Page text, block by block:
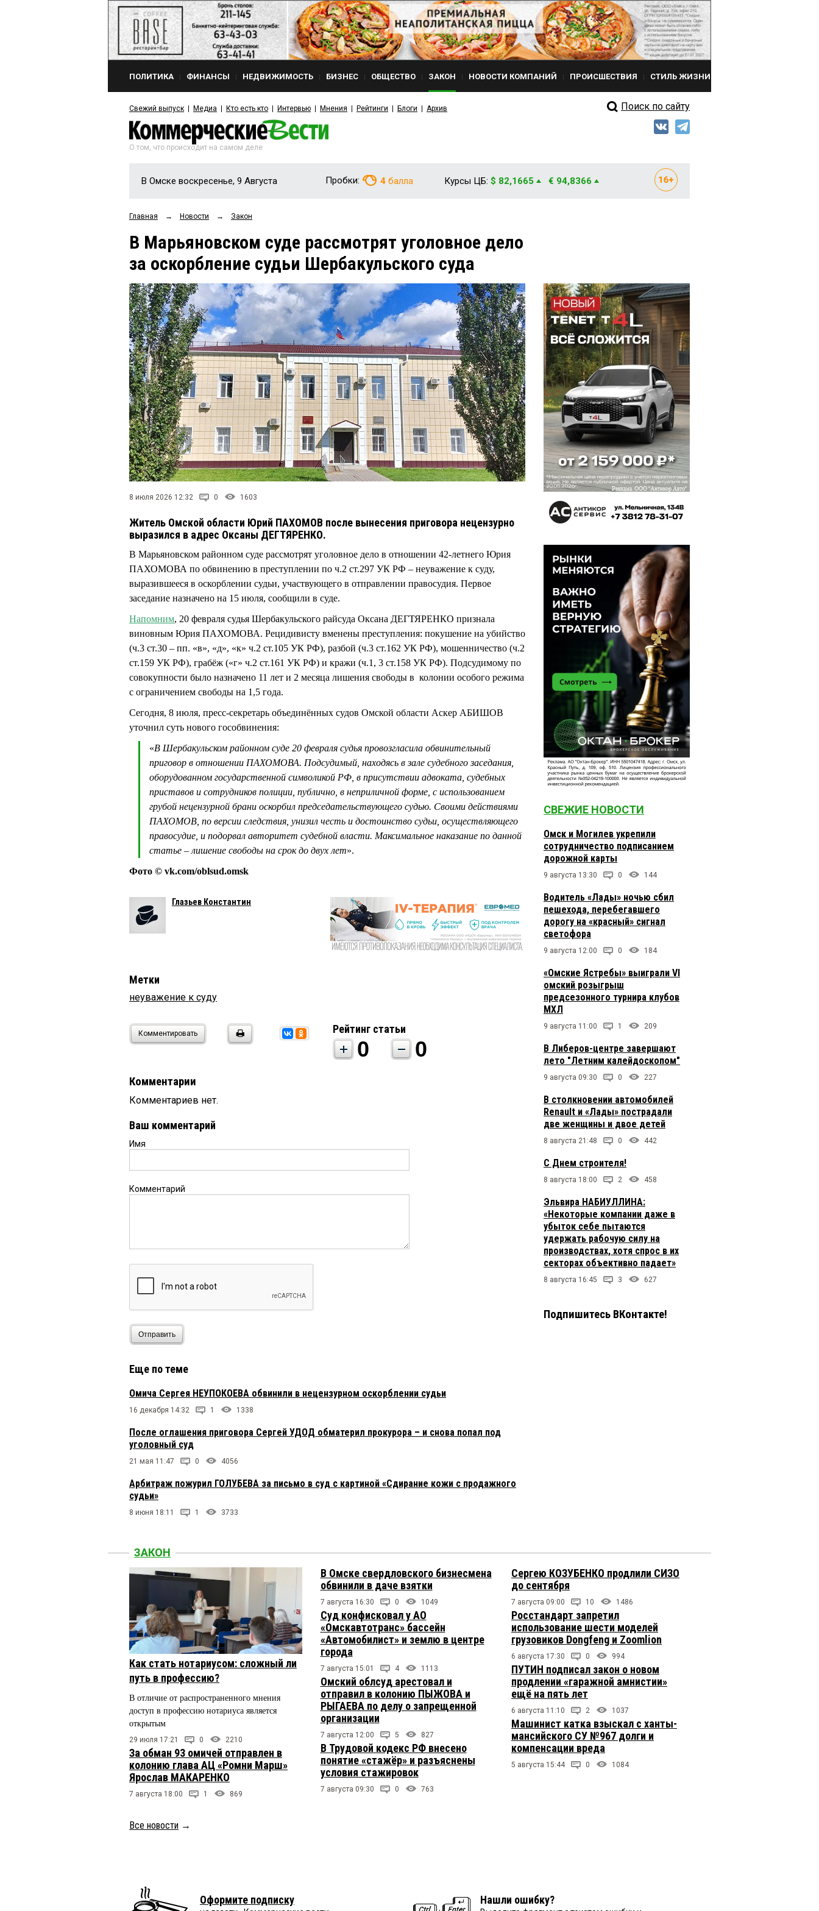
ПОЛИТИКА ФИНАНСЫ НЕДВИЖИМОСТЬ БИЗНЕС ОБЩЕСТВО ЗАКОН НОВОСТИ КОМПАНИЙ ПРОИСШЕСТВИЯ СТИЛЬ ЖИЗНИ
Свежий выпуск Медиа Кто есть кто Интервью Мнения Рейтинги Блоги Архив Поиск по сайту
О том, что происходит на самом деле
В Омске воскресенье, 9 Августа Пробки: 4 балла Курсы ЦБ: $ 82,1665 € 94,8366
Главная → Новости → Закон
В Марьяновском суде рассмотрят уголовное дело
за оскорбление судьи Шербакульского суда
8 июля 2026 12:32 0 1603
Житель Омской области Юрий ПАХОМОВ после вынесения приговора нецензурно
выразился в адрес Оксаны ДЕГТЯРЕНКО.
В Марьяновском районном суде рассмотрят уголовное дело в отношении 42-летнего Юрия
ПАХОМОВА по обвинению в преступлении по ч.2 ст.297 УК РФ – неуважение к суду,
выразившееся в оскорблении судьи, участвующего в отправлении правосудия. Первое
заседание назначено на 15 июля, сообщили в суде.
Напомним, 20 февраля судья Шербакульского райсуда Оксана ДЕГТЯРЕНКО признала
виновным Юрия ПАХОМОВА. Рецидивисту вменены преступления: покушение на убийство
(ч.3 ст.30 – пп. «в», «д», «к» ч.2 ст.105 УК РФ), разбой (ч.3 ст.162 УК РФ), мошенничество (ч.2
ст.159 УК РФ), грабёж («г» ч.2 ст.161 УК РФ) и кражи (ч.1, 3 ст.158 УК РФ). Подсудимому по
совокупности было назначено 11 лет и 2 месяца лишения свободы в колонии особого режима
с ограничением свободы на 1,5 года.
Сегодня, 8 июля, пресс-секретарь объединённых судов Омской области Аскер АБИШОВ
уточнил суть нового гособвинения:
«В Шербакульском районном суде 20 февраля судья провозгласила обвинительный
приговор в отношении ПАХОМОВА. Подсудимый, находясь в зале судебного заседания,
оборудованном государственной символикой РФ, в присутствии адвоката, судебных
приставов и сотрудников полиции, публично, в неприличной форме, с использованием
грубой нецензурной брани оскорбил председательствующего судью. Своими действиями
ПАХОМОВ, по версии следствия, унизил честь и достоинство судьи, осуществляющего
правосудие, и подорвал авторитет судебной власти. Максимальное наказание по данной
статье – лишение свободы на срок до двух лет».
Фото © vk.com/oblsud.omsk
Глазьев Константин
Метки
неуважение к суду
Комментировать Рейтинг статьи
0 0
Комментарии
Комментариев нет.
Ваш комментарий
Имя
Комментарий
Отправить
Еще по теме
Омича Сергея НЕУПОКОЕВА обвинили в нецензурном оскорблении судьи
16 декабря 14:32 1 1338
После оглашения приговора Сергей УДОД обматерил прокурора – и снова попал под
уголовный суд
21 мая 11:47 0 4056
Арбитраж пожурил ГОЛУБЕВА за письмо в суд с картиной «Сдирание кожи с продажного
судьи»
8 июня 18:11 1 3733
СВЕЖИЕ НОВОСТИ
Омск и Могилев укрепили
сотрудничество подписанием
дорожной карты
9 августа 13:30 0 144
Водитель «Лады» ночью сбил
пешехода, перебегавшего
дорогу на «красный» сигнал
светофора
9 августа 12:00 0 184
«Омские Ястребы» выиграли VI
омский розыгрыш
предсезонного турнира клубов
МХЛ
9 августа 11:00 1 209
В Либеров-центре завершают
лето "Летним калейдоскопом"
9 августа 09:30 0 227
В столкновении автомобилей
Renault и «Лады» пострадали
две женщины и двое детей
8 августа 21:48 0 442
С Днем строителя!
8 августа 18:00 2 458
Эльвира НАБИУЛЛИНА:
«Некоторые компании даже в
убыток себе пытаются
удержать рабочую силу на
производствах, хотя спрос в их
секторах объективно падает»
8 августа 16:45 3 627
Подпишитесь ВКонтакте!
ЗАКОН
Как стать нотариусом: сложный ли
путь в профессию?
В отличие от распространенного мнения
доступ в профессию нотариуса является
открытым
29 июля 17:21 0 2210
За обман 93 омичей отправлен в
колонию глава АЦ «Ромни Марш»
Ярослав МАКАРЕНКО
7 августа 18:00 1 869
В Омске свердловского бизнесмена
обвинили в даче взятки
7 августа 16:30 0 1049
Суд конфисковал у АО
«Омскавтотранс» бассейн
«Автомобилист» и землю в центре
города
7 августа 15:01 4 1113
Омский облсуд арестовал и
отправил в колонию ПЫЖОВА и
РЫГАЕВА по делу о запрещенной
организации
7 августа 12:00 5 827
В Трудовой кодекс РФ внесено
понятие «стажёр» и разъяснены
условия стажировок
7 августа 09:30 0 763
Сергею КОЗУБЕНКО продлили СИЗО
до сентября
7 августа 09:00 10 1486
Росстандарт запретил
использование шести моделей
грузовиков Dongfeng и Zoomlion
6 августа 17:30 0 994
ПУТИН подписал закон о новом
продлении «гаражной амнистии»
ещё на пять лет
6 августа 11:10 2 1037
Машинист катка взыскал с ханты-
мансийского СУ №967 долги и
компенсации вреда
5 августа 15:44 0 1084
Все новости →
Оформите подписку Нашли ошибку?